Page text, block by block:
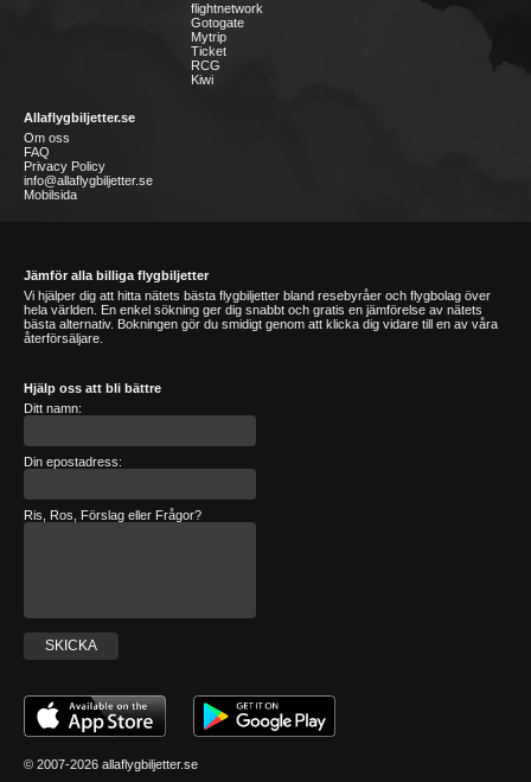
flightnetwork
Gotogate
Mytrip
Ticket
RCG
Kiwi
Allaflygbiljetter.se
Om oss
FAQ
Privacy Policy
info@allaflygbiljetter.se
Mobilsida
Jämför alla billiga flygbiljetter
Vi hjälper dig att hitta nätets bästa flygbiljetter bland resebyråer och flygbolag över
hela världen. En enkel sökning ger dig snabbt och gratis en jämförelse av nätets
bästa alternativ. Bokningen gör du smidigt genom att klicka dig vidare till en av våra
återförsäljare.
Hjälp oss att bli bättre
Ditt namn:
Din epostadress:
Ris, Ros, Förslag eller Frågor?
SKICKA
© 2007-2026 allaflygbiljetter.se